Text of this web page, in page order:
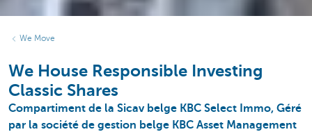
We Move
We House Responsible Investing
Classic Shares
Compartiment de la Sicav belge KBC Select Immo, Géré
par la société de gestion belge KBC Asset Management